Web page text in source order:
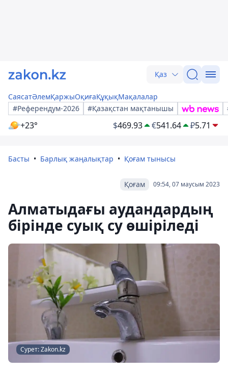
Қаз
СаясатӘлемҚаржыОқиғаҚұқықМақалалар
#Референдум-2026
#Қазақстан мақтанышы
+23° $469.93 €541.64 ₽5.71
Басты Барлық жаңалықтар Қоғам тынысы
09:54, 07 маусым 2023
Қоғам
Алматыдағы аудандардың
бірінде суық су өшіріледі
Сурет: Zakon.kz